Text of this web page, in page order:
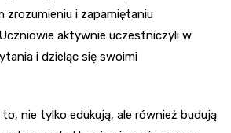
zrozumieniu i zapamiętaniu
aktywnie uczestniczyli w
i dzieląc się swoimi
nie tylko edukują, ale również budują